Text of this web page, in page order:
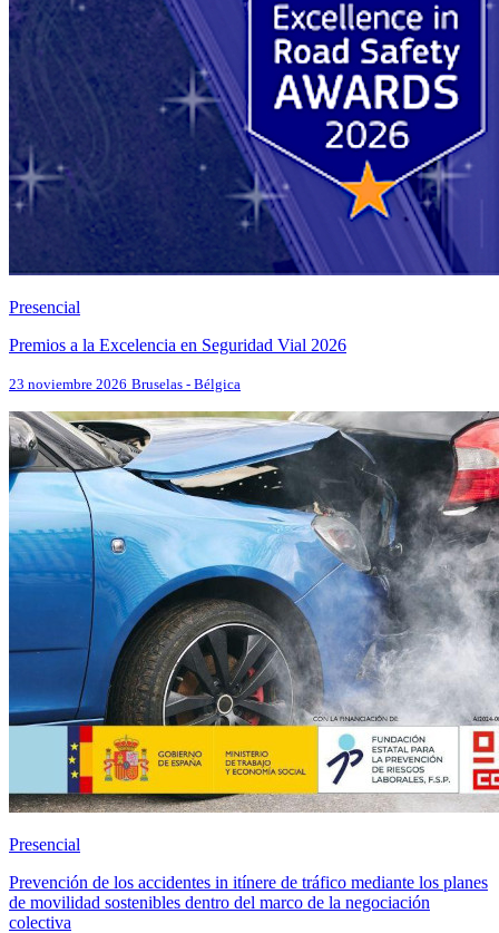
Presencial
Premios a la Excelencia en Seguridad Vial 2026
23 noviembre 2026 Bruselas - Bélgica
Presencial
Prevención de los accidentes in itínere de tráfico mediante los planes
de movilidad sostenibles dentro del marco de la negociación
colectiva